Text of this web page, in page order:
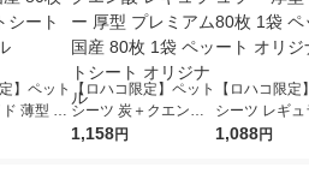
】ペット
薄型 国
ットシ
【ロハコ限定】ペット
シーツ 炭＋クエン酸
レギュラー 厚型 プレ
1,158円
【ロハコ限定
シーツ レギ
型 国産 80枚
1,088円